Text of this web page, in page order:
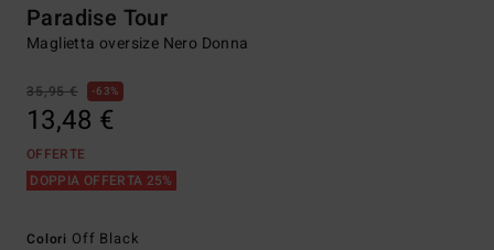
Paradise Tour
Maglietta oversize Nero Donna
35,95 € 63%
13,48 €
OFFERTE
DOPPIA OFFERTA 25%
Colori Off Black